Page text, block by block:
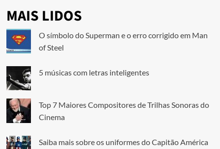
MAIS LIDOS
O símbolo do Superman e o erro corrigido em Man
of Steel
5 músicas com letras inteligentes
Top 7 Maiores Compositores de Trilhas Sonoras do
Cinema
Saiba mais sobre os uniformes do Capitão América